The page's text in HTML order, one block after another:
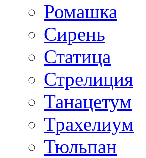
Ромашка
Сирень
Статица
Стрелиция
Танацетум
Трахелиум
Тюльпан